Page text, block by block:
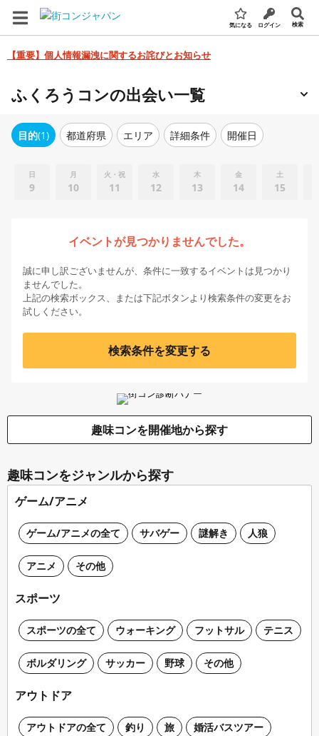
気になる ログイン 検索
【重要】個人情報漏洩に関するお詫びとお知らせ
ふくろうコンの出会い一覧
目的(1) 都道府県 エリア 詳細条件 開催日
日
9
月
10
火・祝
11
水
12
木
13
金
14
土
15
イベントが見つかりませんでした。
誠に申し訳ございませんが、条件に一致するイベントは見つかり
ませんでした。
上記の検索ボックス、または下記ボタンより検索条件の変更をお
試しください。
検索条件を変更する
趣味コンを開催地から探す
趣味コンをジャンルから探す
ゲーム/アニメ
ゲーム/アニメの全て サバゲー 謎解き 人狼
アニメ その他
スポーツ
スポーツの全て ウォーキング フットサル テニス
ボルダリング サッカー 野球 その他
アウトドア
アウトドアの全て 釣り 旅 婚活バスツアー